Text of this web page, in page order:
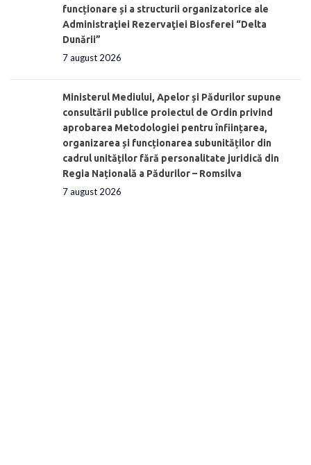
funcționare și a structurii organizatorice ale
Administraţiei Rezervaţiei Biosferei “Delta
Dunării”
7 august 2026
Ministerul Mediului, Apelor și Pădurilor supune
consultării publice proiectul de Ordin privind
aprobarea Metodologiei pentru înființarea,
organizarea și funcționarea subunităților din
cadrul unităților fără personalitate juridică din
Regia Națională a Pădurilor – Romsilva
7 august 2026